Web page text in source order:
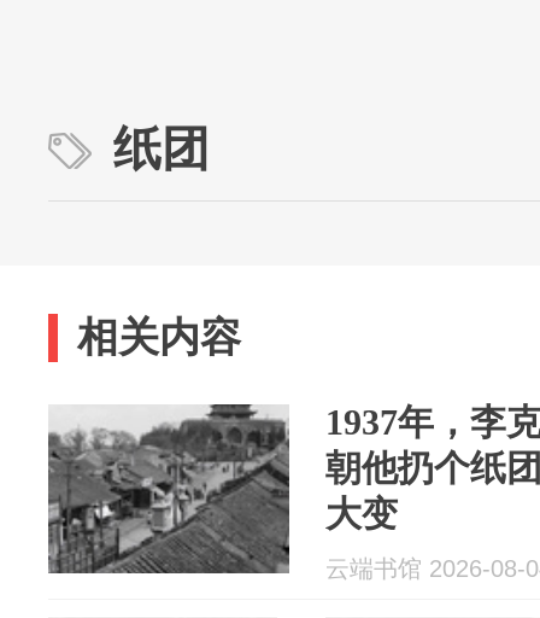
纸团
相关内容
1937年，李
朝他扔个纸
大变
云端书馆 2026-08-